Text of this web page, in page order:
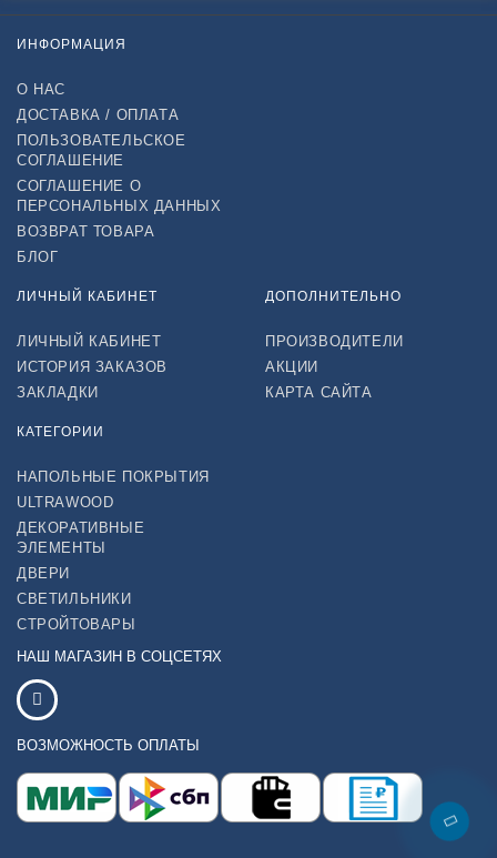
ИНФОРМАЦИЯ
О НАС
ДОСТАВКА / ОПЛАТА
ПОЛЬЗОВАТЕЛЬСКОЕ
СОГЛАШЕНИЕ
СОГЛАШЕНИЕ О
ПЕРСОНАЛЬНЫХ ДАННЫХ
ВОЗВРАТ ТОВАРА
БЛОГ
ЛИЧНЫЙ КАБИНЕТ
ЛИЧНЫЙ КАБИНЕТ
ИСТОРИЯ ЗАКАЗОВ
ЗАКЛАДКИ
ДОПОЛНИТЕЛЬНО
ПРОИЗВОДИТЕЛИ
АКЦИИ
КАРТА САЙТА
КАТЕГОРИИ
НАПОЛЬНЫЕ ПОКРЫТИЯ
ULTRAWOOD
ДЕКОРАТИВНЫЕ
ЭЛЕМЕНТЫ
ДВЕРИ
СВЕТИЛЬНИКИ
СТРОЙТОВАРЫ
НАШ МАГАЗИН В СОЦСЕТЯХ
ВОЗМОЖНОСТЬ ОПЛАТЫ